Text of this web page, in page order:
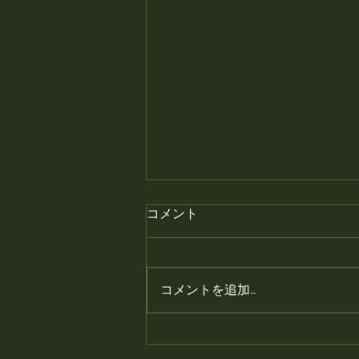
月末の金曜日はプレミアムフ
酒屋 #鳥幸 #静岡 #富士
山 #焼き鳥 #静岡観光 #グ
コメント
コメントを追加…